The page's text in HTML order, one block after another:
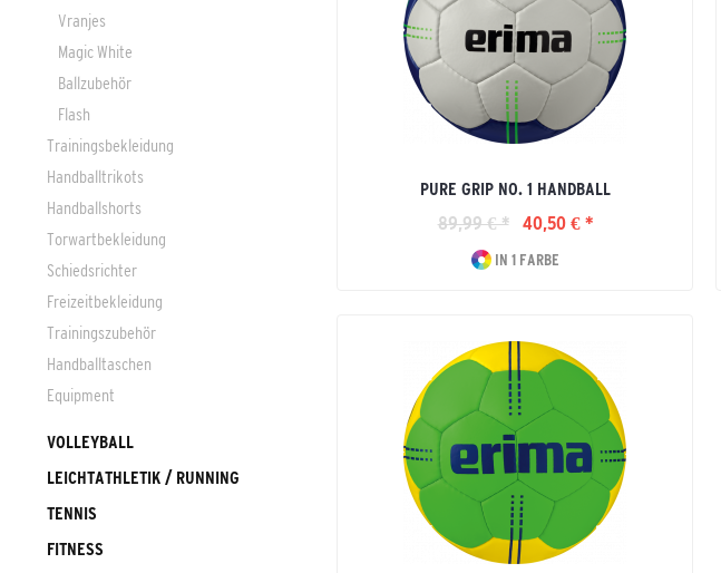
Vranjes
Magic White
Ballzubehör
Flash
Trainingsbekleidung
Handballtrikots
Handballshorts
Torwartbekleidung
Schiedsrichter
Freizeitbekleidung
Trainingszubehör
Handballtaschen
Equipment
VOLLEYBALL
LEICHTATHLETIK / RUNNING
TENNIS
FITNESS
PURE GRIP NO. 1 HANDBALL
89,99 € *
40,50 € *
IN 1 FARBE